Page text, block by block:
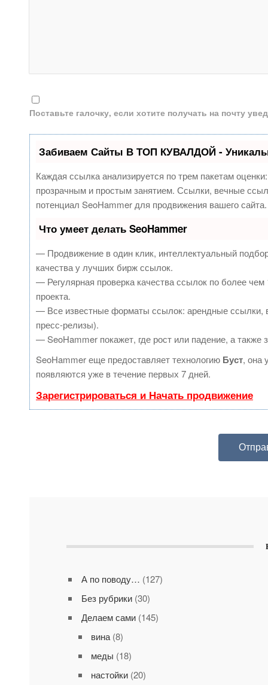
Поставьте галочку, если хотите получать на почту
Забиваем Сайты В ТОП КУВАЛДОЙ -
Каждая ссылка анализируется по трем пакетам
прозрачным и простым занятием. Ссылки, вечные
потенциал SeoHammer для продвижения вашего сайта.
Что умеет делать SeoHammer
— Продвижение в один клик, интеллектуальный
качества у лучших бирж ссылок.
— Регулярная проверка качества ссылок по более
проекта.
— Все известные форматы ссылок: арендные ссылки,
пресс-релизы).
— SeoHammer покажет, где рост или падение, а также
SeoHammer еще предоставляет технологию Буст, она
появляются уже в течение первых 7 дней.
Зарегистрироваться и Начать продвижение
А по поводу… (127)
Без рубрики(30)
Делаем сами(145)
вина(8)
меды (18)
настойки(20)